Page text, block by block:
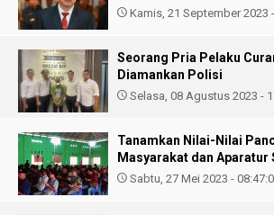
Kamis, 21 September 2023
Seorang Pria Pelaku
Diamankan Polisi
Selasa, 08 Agustus 2023 -
Tanamkan Nilai-Nilai
Masyarakat dan Aparatur
Sabtu, 27 Mei 2023 -